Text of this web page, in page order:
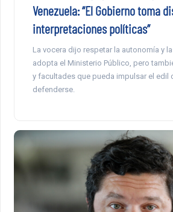
Venezuela: “El Gobierno toma
interpretaciones políticas”
La vocera dijo respetar la autonomía y
adopta el Ministerio Público, pero
y facultades que pueda impulsar el edil
defenderse.